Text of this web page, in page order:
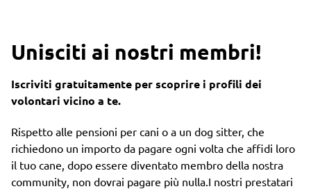
Unisciti ai nostri membri!
Iscriviti gratuitamente per scoprire i profili dei
volontari vicino a te.
Rispetto alle pensioni per cani o a un dog sitter, che
richiedono un importo da pagare ogni volta che affidi loro
il tuo cane, dopo essere diventato membro della nostra
community, non dovrai pagare più nulla.I nostri prestatari